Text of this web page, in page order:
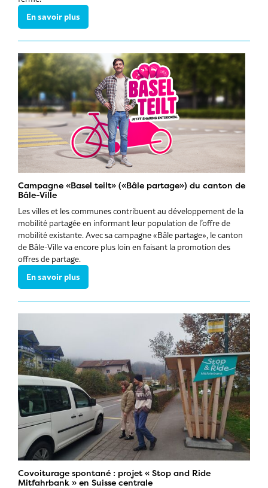
En savoir plus
Campagne «Basel teilt» («Bâle partage») du canton de
Bâle-Ville
Les villes et les communes contribuent au développement de la
mobilité partagée en informant leur population de l’offre de
mobilité existante. Avec sa campagne «Bâle partage», le canton
de Bâle-Ville va encore plus loin en faisant la promotion des
offres de partage.
En savoir plus
Covoiturage spontané : projet « Stop and Ride
Mitfahrbank » en Suisse centrale